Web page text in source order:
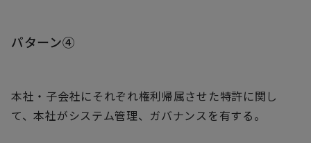
パターン④
本社・子会社にそれぞれ権利帰属させた特許に関し
て、本社がシステム管理、ガバナンスを有する。